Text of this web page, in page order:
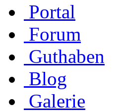
Portal
Forum
Guthaben
Blog
Galerie